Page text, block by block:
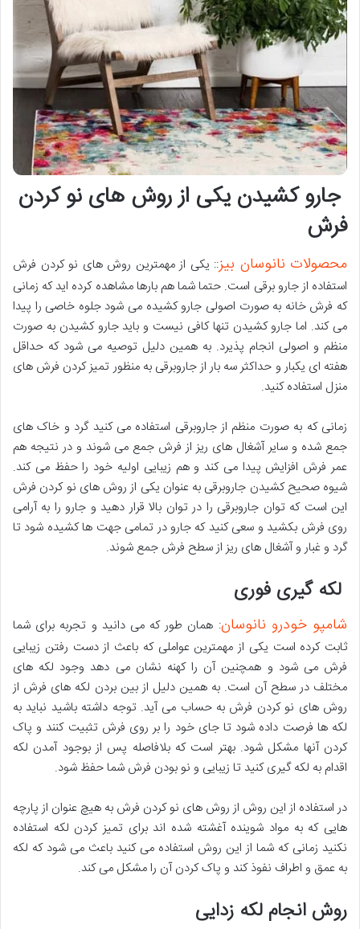
جارو کشیدن یکی از روش های نو کردن
فرش
محصولات نانوسان بیز:: یکی از مهمترین روش های نو کردن فرش
استفاده از جارو برقی است. حتما شما هم بارها مشاهده کرده اید که زمانی
که فرش خانه به صورت اصولی جارو کشیده می شود جلوه خاصی را پیدا
می کند. اما جارو کشیدن تنها کافی نیست و باید جارو کشیدن به صورت
منظم و اصولی انجام پذیرد. به همین دلیل توصیه می شود که حداقل
هفته ای یکبار و حداکثر سه بار از جاروبرقی به منظور تمیز کردن فرش های
منزل استفاده کنید.
زمانی که به صورت منظم از جاروبرقی استفاده می کنید گرد و خاک های
جمع شده و سایر آشغال های ریز از فرش جمع می شوند و در نتیجه هم
عمر فرش افزایش پیدا می کند و هم زیبایی اولیه خود را حفظ می کند.
شیوه صحیح کشیدن جاروبرقی به عنوان یکی از روش های نو کردن فرش
این است که توان جاروبرقی را در توان بالا قرار دهید و جارو را به آرامی
روی فرش بکشید و سعی کنید که جارو در تمامی جهت ها کشیده شود تا
گرد و غبار و آشغال های ریز از سطح فرش جمع شوند.
لکه گیری فوری
شامپو خودرو نانوسان: همان طور که می دانید و تجربه برای شما
ثابت کرده است یکی از مهمترین عواملی که باعث از دست رفتن زیبایی
فرش می شود و همچنین آن را کهنه نشان می دهد وجود لکه های
مختلف در سطح آن است. به همین دلیل از بین بردن لکه های فرش از
روش های نو کردن فرش به حساب می آید. توجه داشته باشید نباید به
لکه ها فرصت داده شود تا جای خود را بر روی فرش تثبیت کنند و پاک
کردن آنها مشکل شود. بهتر است که بلافاصله پس از بوجود آمدن لکه
اقدام به لکه گیری کنید تا زیبایی و نو بودن فرش شما حفظ شود.
در استفاده از این روش از روش های نو کردن فرش به هیچ عنوان از پارچه
هایی که به مواد شوینده آغشته شده اند برای تمیز کردن لکه استفاده
نکنید زمانی که شما از این روش استفاده می کنید باعث می شود که لکه
به عمق و اطراف نفوذ کند و پاک کردن آن را مشکل می کند.
روش انجام لکه زدایی